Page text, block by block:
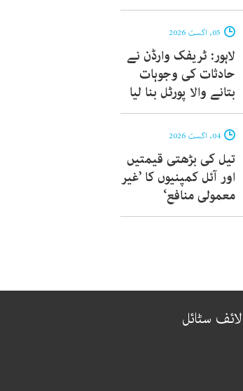
05, اگست 2026
لاہور: ٹریفک وارڈن نے
حادثات کی وجوہات
بتانے والا پورٹل بنا لیا
04, اگست 2026
تیل کی بڑھتی قیمتیں
اور آئل کمپنیوں کا ’غیر
معمولی منافع‘
لائف سٹائل